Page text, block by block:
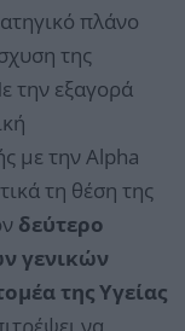
πλάνο
της
την εξαγορά
με την Αlpha
τη θέση της
δεύτερο
γενικών
της Υγείας
να